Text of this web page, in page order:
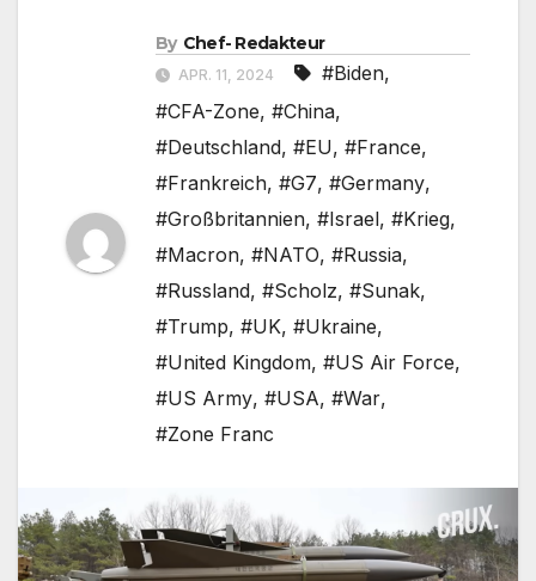
By Chef- Redakteur
APR. 11, 2024 #Biden,
#CFA-Zone, #China,
#Deutschland, #EU, #France,
#Frankreich, #G7, #Germany,
#Großbritannien, #Israel, #Krieg,
#Macron, #NATO, #Russia,
#Russland, #Scholz, #Sunak,
#Trump, #UK, #Ukraine,
#United Kingdom, #US Air Force,
#US Army, #USA, #War,
#Zone Franc